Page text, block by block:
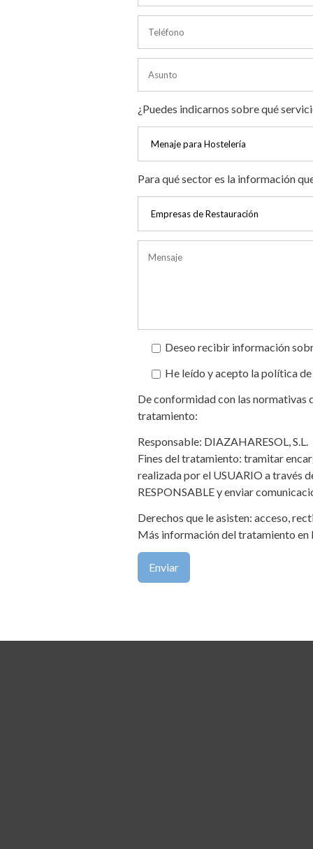
¿Puedes indicarnos sobre qué
Para qué sector es la información
Deseo recibir información
He leído y acepto la política
De conformidad con las normativas
tratamiento:
Responsable: DIAZAHARESOL, S.L.
Fines del tratamiento: tramitar
realizada por el USUARIO a través
RESPONSABLE y enviar
Derechos que le asisten: acceso,
Más información del tratamiento en